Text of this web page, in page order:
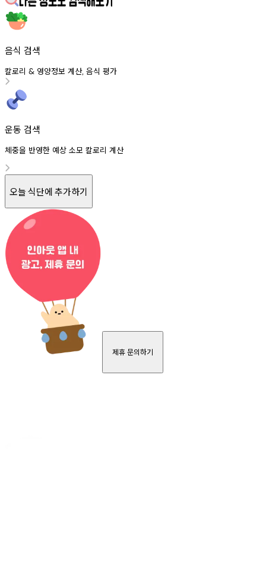
음식 검색
칼로리 & 영양정보 계산, 음식 평가
운동 검색
체중을 반영한 예상 소모 칼로리 계산
오늘 식단에 추가하기
제휴 문의하기